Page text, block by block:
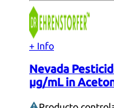
+ Info
Nevada
µg/mL in